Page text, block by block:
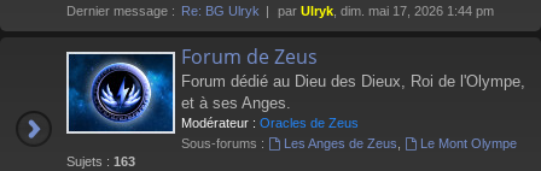
Dernier message : Re: BG Ulryk par Ulryk , dim. mai 17, 2026 1:44 pm
Forum de Zeus
Forum dédié au Dieu des Dieux, Roi de l'Olympe,
et à ses Anges.
Modérateur : Oracles de Zeus
Sous-forums :
Les Anges de Zeus
Le Mont Olympe
Sujets : 163